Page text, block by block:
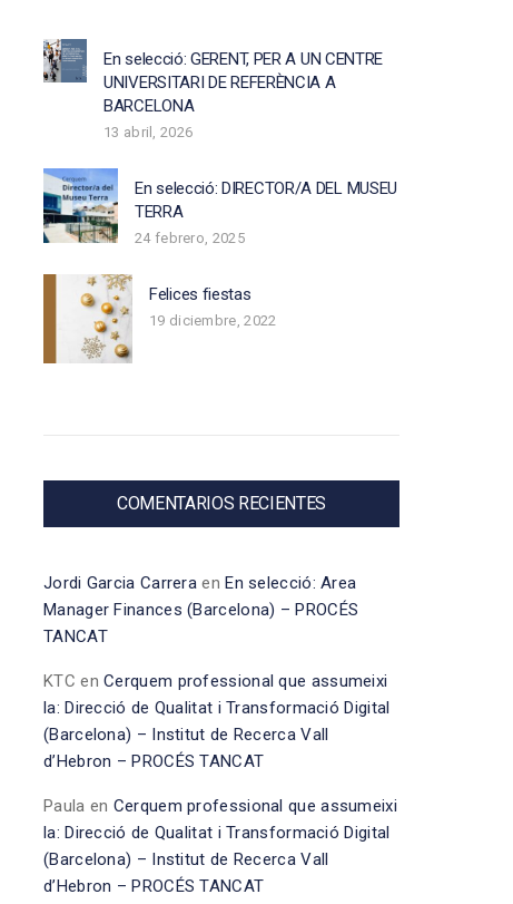
En selecció: GERENT, PER A UN CENTRE
UNIVERSITARI DE REFERÈNCIA A
BARCELONA
13 abril, 2026
En selecció: DIRECTOR/A DEL MUSEU
TERRA
24 febrero, 2025
Felices fiestas
19 diciembre, 2022
COMENTARIOS RECIENTES
Jordi Garcia Carrera enEn selecció: Area
Manager Finances (Barcelona) – PROCÉS
TANCAT
KTC enCerquem professional que assumeixi
la: Direcció de Qualitat i Transformació Digital
(Barcelona) – Institut de Recerca Vall
d’Hebron – PROCÉS TANCAT
Paula en Cerquem professional que assumeixi
la: Direcció de Qualitat i Transformació Digital
(Barcelona) – Institut de Recerca Vall
d’Hebron – PROCÉS TANCAT